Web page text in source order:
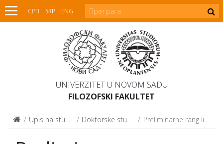
СРП SRP ENG
UNIVERZITET U NOVOM SADU
FILOZOFSKI FAKULTET
Upis na studije Doktorske studije Preliminarne rang liste